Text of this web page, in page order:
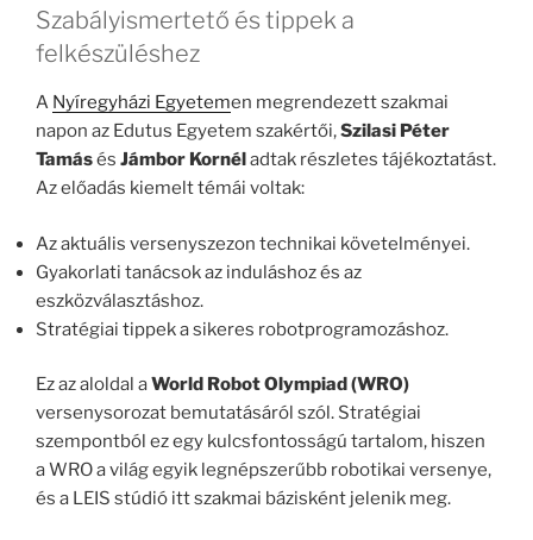
Szabályismertető és tippek a
felkészüléshez
A Nyíregyházi Egyetemen megrendezett szakmai
napon az Edutus Egyetem szakértői,Szilasi Péter
Tamásés Jámbor Kornéladtak részletes tájékoztatást.
Az előadás kiemelt témái voltak:
Az aktuális versenyszezon technikai követelményei.
Gyakorlati tanácsok az induláshoz és az
eszközválasztáshoz.
Stratégiai tippek a sikeres robotprogramozáshoz.
Ez az aloldal aWorld Robot Olympiad (WRO)
versenysorozat bemutatásáról szól. Stratégiai
szempontból ez egy kulcsfontosságú tartalom, hiszen
a WRO a világ egyik legnépszerűbb robotikai versenye,
és a LEIS stúdió itt szakmai bázisként jelenik meg.